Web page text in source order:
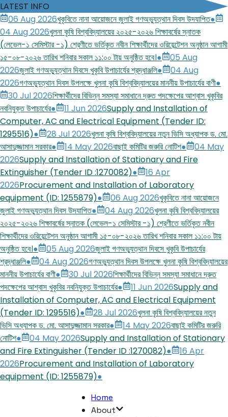
LATEST INFO
06 Aug 2026খুকৃবিতে নানা আয়োজনে জুলাই গণঅভ্যুত্থান দিবস উদযাপিত●
04 Aug 2026খুলনা কৃষি বিশ্ববিদ্যালয়ের ২০২৫-২০২৬ শিক্ষাবর্ষের স্নাতক
(লেভেল-১ সেমিস্টার -১) শ্রেণীতে ভর্তিকৃত নবীন শিক্ষার্থীদের ওরিয়েন্টেশন অনুষ্ঠান আগামী
১৫-০৮-২০২৬ তারিখ শনিবার সকাল ১১:০০ টায় অনুষ্ঠিত হবে।●
05 Aug
2026জুলাই গণঅভ্যুত্থান দিবসে খুকৃবি উপাচার্যের শ্রদ্ধাঞ্জলি●
04 Aug
2026গণঅভ্যুত্থান দিবস উপলক্ষে খুলনা কৃষি বিশ্ববিদ্যালয়ের মাননীয় উপাচার্যের বাণী●
30 Jul 2026শিক্ষার্থীদের বিভিন্ন সমস্যা সমাধানে দ্রুত পদক্ষেপের আশ্বাস খুকৃবির
নবনিযুক্ত উপাচার্যের● 11 Jun 2026Supply and Installation of
Computer, AC and Electrical Equipment (Tender ID:
1295516)● 28 Jul 2026খুলনা কৃষি বিশ্ববিদ্যালয়ের নতুন ভিসি অধ্যাপক ড. মো.
আসাদুজ্জামান সরকার● 14 May 2026বাছাই কমিটির জরুরি নোটিশ●
04 May
2026Supply and Installation of Stationary and Fire
Extinguisher (Tender ID :1270082)●
16 Apr
2026Procurement and Installation of Laboratory
equipment (ID: 1255879)● 06 Aug 2026খুকৃবিতে নানা আয়োজনে
জুলাই গণঅভ্যুত্থান দিবস উদযাপিত● 04 Aug 2026খুলনা কৃষি বিশ্ববিদ্যালয়ের
২০২৫-২০২৬ শিক্ষাবর্ষের স্নাতক (লেভেল-১ সেমিস্টার -১) শ্রেণীতে ভর্তিকৃত নবীন
শিক্ষার্থীদের ওরিয়েন্টেশন অনুষ্ঠান আগামী ১৫-০৮-২০২৬ তারিখ শনিবার সকাল ১১:০০ টায়
অনুষ্ঠিত হবে।● 05 Aug 2026জুলাই গণঅভ্যুত্থান দিবসে খুকৃবি উপাচার্যের
শ্রদ্ধাঞ্জলি● 04 Aug 2026গণঅভ্যুত্থান দিবস উপলক্ষে খুলনা কৃষি বিশ্ববিদ্যালয়ের
মাননীয় উপাচার্যের বাণী● 30 Jul 2026শিক্ষার্থীদের বিভিন্ন সমস্যা সমাধানে দ্রুত
পদক্ষেপের আশ্বাস খুকৃবির নবনিযুক্ত উপাচার্যের● 11 Jun 2026Supply and
Installation of Computer, AC and Electrical Equipment
(Tender ID: 1295516)● 28 Jul 2026খুলনা কৃষি বিশ্ববিদ্যালয়ের নতুন
ভিসি অধ্যাপক ড. মো. আসাদুজ্জামান সরকার● 14 May 2026বাছাই কমিটির জরুরি
নোটিশ● 04 May 2026Supply and Installation of Stationary
and Fire Extinguisher (Tender ID :1270082)●
16 Apr
2026Procurement and Installation of Laboratory
equipment (ID: 1255879)●
Home
About